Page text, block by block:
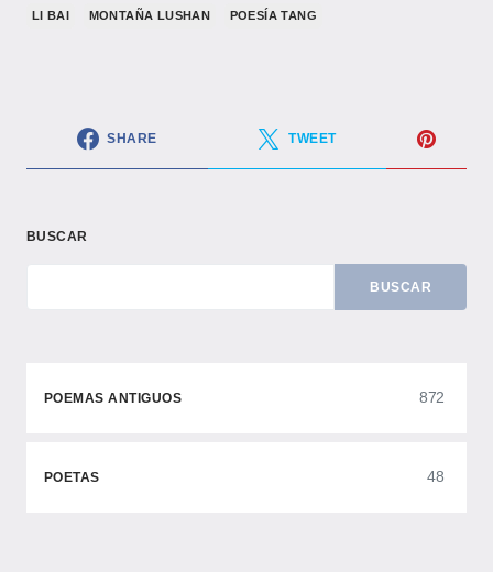
LI BAI MONTAÑA LUSHAN POESÍA TANG
SHARE TWEET
BUSCAR
BUSCAR
POEMAS ANTIGUOS 872
POETAS 48